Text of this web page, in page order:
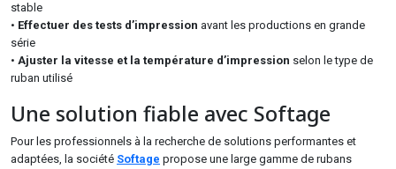
stable
• Effectuer des tests d’impression avant les productions en grande
série
• Ajuster la vitesse et la température d’impression selon le type de
ruban utilisé
Une solution fiable avec Softage
Pour les professionnels à la recherche de solutions performantes et
adaptées, la société Softage propose une large gamme de rubans